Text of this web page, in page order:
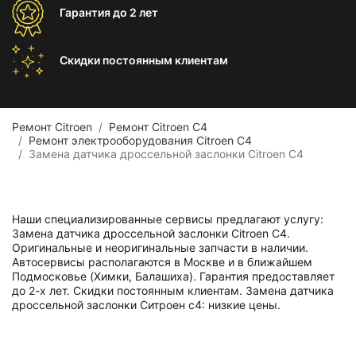
Гарантиядо 2 лет
Скидки постоянным клиентам
Ремонт Citroen
Ремонт Citroen C4
Ремонт электрооборудования Citroen C4
Замена датчика дроссельной заслонки Citroen C4
Наши специализированные сервисы предлагают услугу:
Замена датчика дроссельной заслонки Citroen C4.
Оригинальные и неоригинальные запчасти в наличии.
Автосервисы располагаются в Москве и в ближайшем
Подмосковье (Химки, Балашиха). Гарантия предоставляет
до 2-х лет. Скидки постоянным клиентам. Замена датчика
дроссельной заслонки Ситроен с4: низкие цены.